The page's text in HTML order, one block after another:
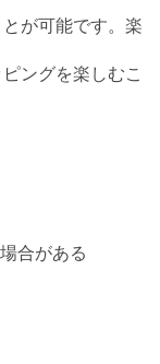
が可能です。楽
ングを楽しむこ
合がある